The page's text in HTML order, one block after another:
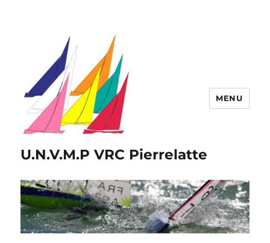
U.N.V.M.P VRC Pierrelatte
MENU